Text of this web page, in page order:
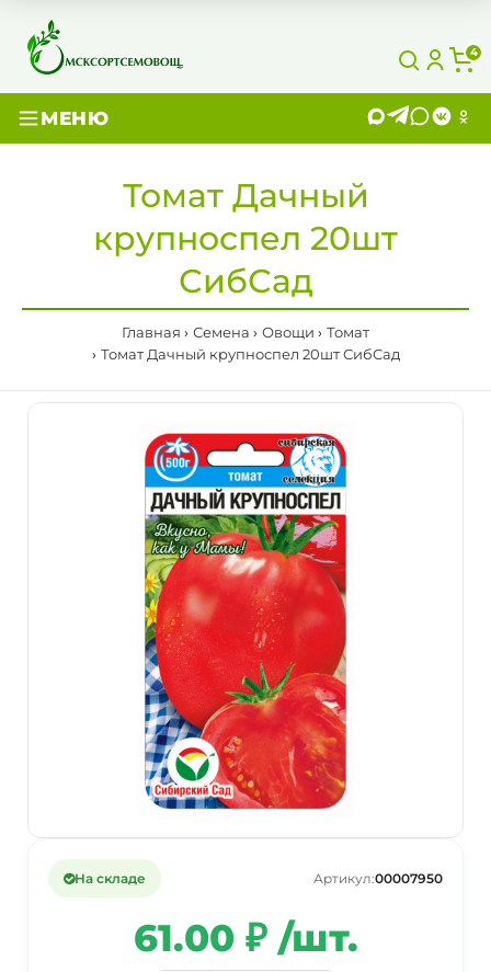
4
МЕНЮ
Томат Дачный
крупноспел 20шт
СибСад
Главная Семена Овощи
Томат
Томат Дачный крупноспел 20шт СибСад
На складе Артикул:00007950
61.00 ₽ /шт.